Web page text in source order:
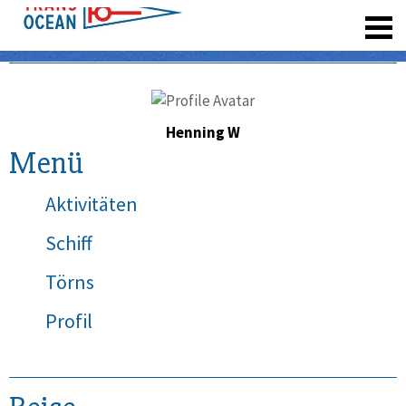
Henning W
Menü
Aktivitäten
Schiff
Törns
Profil